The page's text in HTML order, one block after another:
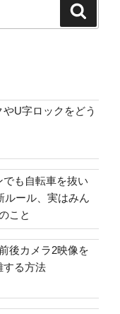
U字ロックをどう
も自転車を抜い
ルール、実はみん
こと
後カメラ2映像を
する方法